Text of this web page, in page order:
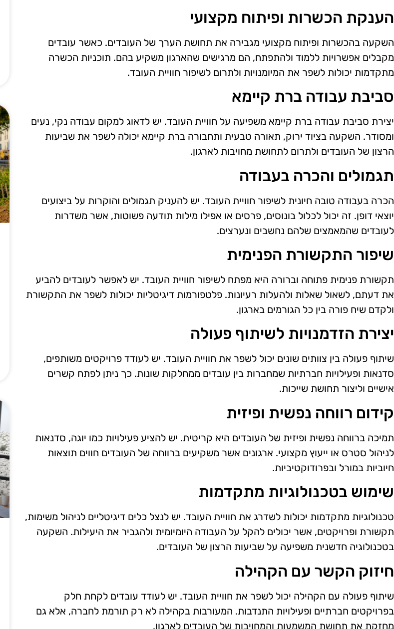
הענקת הכשרות ופיתוח מקצועי
השקעה בהכשרות ופיתוח מקצועי מגבירה את תחושת הערך של העובדים. כאשר עובדים
מקבלים אפשרויות ללמוד ולהתפתח, הם מרגישים שהארגון משקיע בהם. תוכניות הכשרה
מתקדמות יכולות לשפר את המיומנויות ולתרום לשיפור חוויית העובד.
סביבת עבודה ברת קיימא
יצירת סביבת עבודה ברת קיימא משפיעה על חוויית העובד. יש לדאוג למקום עבודה נקי, נעים
ומסודר. השקעה בציוד ירוק, תאורה טבעית ותחבורה ברת קיימא יכולה לשפר את שביעות
הרצון של העובדים ולתרום לתחושת מחויבות לארגון.
תגמולים והכרה בעבודה
הכרה בעבודה טובה חיונית לשיפור חוויית העובד. יש להעניק תגמולים והוקרות על ביצועים
יוצאי דופן. זה יכול לכלול בונוסים, פרסים או אפילו מילות תודעה פשוטות, אשר משדרות
לעובדים שהמאמצים שלהם נחשבים ונערצים.
שיפור התקשורת הפנימית
תקשורת פנימית פתוחה וברורה היא מפתח לשיפור חוויית העובד. יש לאפשר לעובדים להביע
את דעתם, לשאול שאלות ולהעלות רעיונות. פלטפורמות דיגיטליות יכולות לשפר את התקשורת
ולקדם שיח פורה בין כל הגורמים בארגון.
יצירת הזדמנויות לשיתוף פעולה
שיתוף פעולה בין צוותים שונים יכול לשפר את חוויית העובד. יש לעודד פרויקטים משותפים,
סדנאות ופעילויות חברתיות שמחברות בין עובדים ממחלקות שונות. כך ניתן לפתח קשרים
אישיים וליצור תחושת שייכות.
קידום רווחה נפשית ופיזית
תמיכה ברווחה נפשית ופיזית של העובדים היא קריטית. יש להציע פעילויות כמו יוגה, סדנאות
לניהול סטרס או ייעוץ מקצועי. ארגונים אשר משקיעים ברווחה של העובדים חווים תוצאות
חיוביות במורל ובפרודוקטיביות.
שימוש בטכנולוגיות מתקדמות
טכנולוגיות מתקדמות יכולות לשדרג את חוויית העובד. יש לנצל כלים דיגיטליים לניהול משימות,
תקשורת ופרויקטים, אשר יכולים להקל על העבודה היומיומית ולהגביר את היעילות. השקעה
בטכנולוגיה חדשנית משפיעה על שביעות הרצון של העובדים.
חיזוק הקשר עם הקהילה
שיתוף פעולה עם הקהילה יכול לשפר את חוויית העובד. יש לעודד עובדים לקחת חלק
בפרויקטים חברתיים ופעילויות התנדבות. המעורבות בקהילה לא רק תורמת לחברה, אלא גם
מחזקת את תחושת המשמעות והמחויבות של העובדים לארגון.